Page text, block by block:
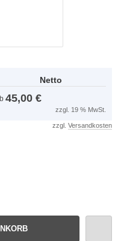
Netto
45,00 €
zzgl. 19 % MwSt.
zzgl. Versandkosten